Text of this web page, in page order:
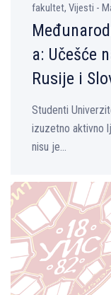
fakultet, Vijesti -
a: Učešće
Rusije i
Studenti
izuzetno aktivno
nisu je...